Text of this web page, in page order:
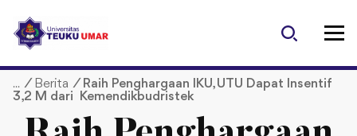
p
/ Berita / Raih Penghargaan IKU, UTU Dapat Insentif
3,2 M dari Kemendikbudristek